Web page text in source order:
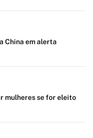
China em alerta
mulheres se for eleito